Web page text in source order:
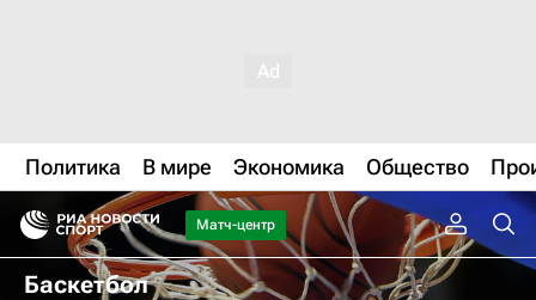
Политика В мире Экономика Общество
Матч-центр
Баскетбол